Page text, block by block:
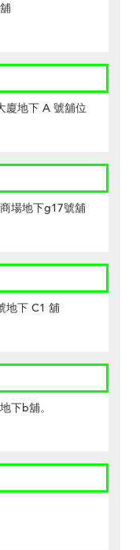
廈地下 A 號舖位
場地下g17號舖
地下 C1 舖
下b舖。